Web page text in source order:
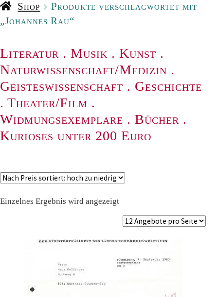
Shop
Produkte verschlagwortet mit
„Johannes Rau“
Literatur . Musik . Kunst .
Naturwissenschaft/Medizin .
Geisteswissenschaft . Geschichte
. Theater/Film .
Widmungsexemplare . Bücher .
Kurioses unter 200 Euro
Einzelnes Ergebnis wird angezeigt